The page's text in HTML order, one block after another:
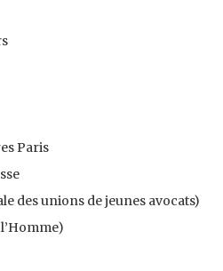
Paris
des unions de jeunes avocats)